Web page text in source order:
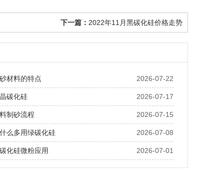
下一篇： 2022年11月黑碳化硅价格走势
2026-07-22
材料的特点
2026-07-17
碳化硅
2026-07-15
制砂流程
2026-07-08
么多用绿碳化硅
2026-07-01
化硅微粉应用